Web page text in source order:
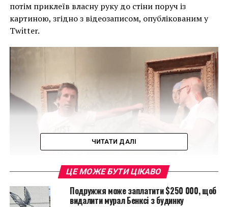
потім приклеїв власну руку до стіни поруч із
картиною, згідно з відеозаписом, опублікованим у
Twitter.
ЧИТАТИ ДАЛІ
ЦЕ МОЖЕ БУТИ ЦІКАВО
Подружжя може заплатити $250 000, щоб
видалити мурал Бенксі з будинку